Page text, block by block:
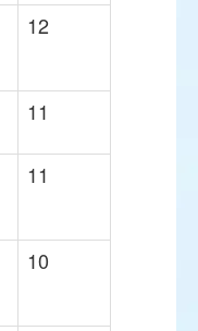
12
11
11
10